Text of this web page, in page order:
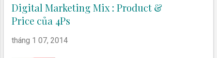
thấy banner trên website xong khi thấy
Ads trên kênh khác (FB, GG...) thì CTR, CR
tốt... - Phần trên để giúp mình MÔ HÌNH
Digital Marketing Mix : Product &
Price của 4Ps
tháng 1 07, 2014